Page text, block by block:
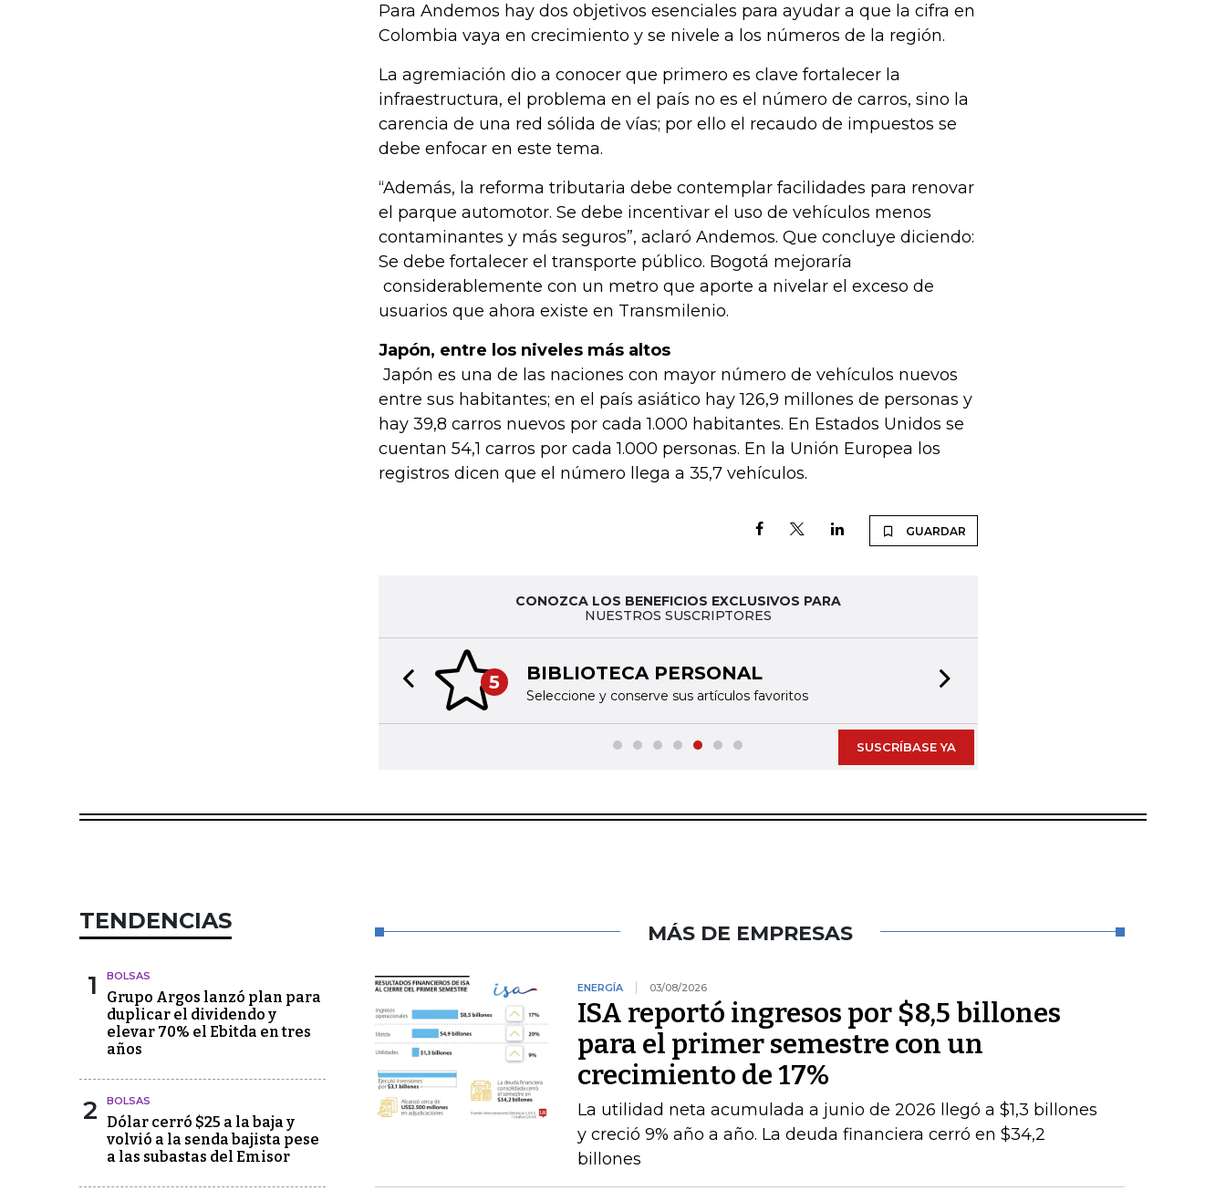
Para Andemos hay dos objetivos esenciales para ayudar a que la cifra en
Colombia vaya en crecimiento y se nivele a los números de la región.
La agremiación dio a conocer que primero es clave fortalecer la
infraestructura, el problema en el país no es el número de carros, sino la
carencia de una red sólida de vías; por ello el recaudo de impuestos se
debe enfocar en este tema.
“Además, la reforma tributaria debe contemplar facilidades para renovar
el parque automotor. Se debe incentivar el uso de vehículos menos
contaminantes y más seguros”, aclaró Andemos. Que concluye diciendo:
Se debe fortalecer el transporte público. Bogotá mejoraría
considerablemente con un metro que aporte a nivelar el exceso de
usuarios que ahora existe en Transmilenio.
Japón, entre los niveles más altos
Japón es una de las naciones con mayor número de vehículos nuevos
entre sus habitantes; en el país asiático hay 126,9 millones de personas y
hay 39,8 carros nuevos por cada 1.000 habitantes. En Estados Unidos se
cuentan 54,1 carros por cada 1.000 personas. En la Unión Europea los
registros dicen que el número llega a 35,7 vehículos.
GUARDAR
CONOZCA LOS BENEFICIOS EXCLUSIVOS PARA
NUESTROS SUSCRIPTORES
5 BIBLIOTECA PERSONAL
Seleccione y conserve sus artículos favoritos
Previous slide
SUSCRÍBASE YA
TENDENCIAS
1 BOLSAS
Grupo Argos lanzó plan para
duplicar el dividendo y
elevar 70% el Ebitda en tres
años
2 BOLSAS
Dólar cerró $25 a la baja y
volvió a la senda bajista pese
a las subastas del Emisor
MÁS DE EMPRESAS
ENERGÍA 03/08/2026
ISA reportó ingresos por $8,5 billones
para el primer semestre con un
crecimiento de 17%
La utilidad neta acumulada a junio de 2026 llegó a $1,3 billones
y creció 9% año a año. La deuda financiera cerró en $34,2
billones